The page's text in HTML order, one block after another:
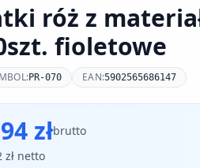
róż z
fioletowe
PR-070 EAN:5902565686147
złbrutto
zł netto